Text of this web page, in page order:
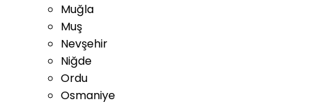
Muğla
Muş
Nevşehir
Niğde
Ordu
Osmaniye